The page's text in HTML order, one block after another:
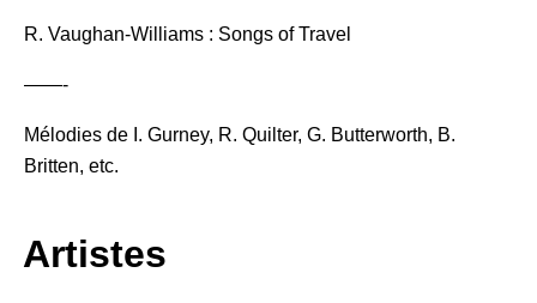
R. Vaughan-Williams : Songs of Travel
——-
Mélodies de I. Gurney, R. Quilter, G. Butterworth, B.
Britten, etc.
Artistes